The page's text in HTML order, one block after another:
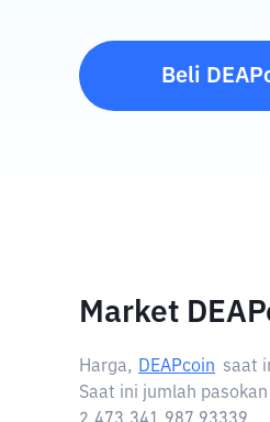
Beli
Market
Harga, DEAPcoin saat
Saat ini jumlah